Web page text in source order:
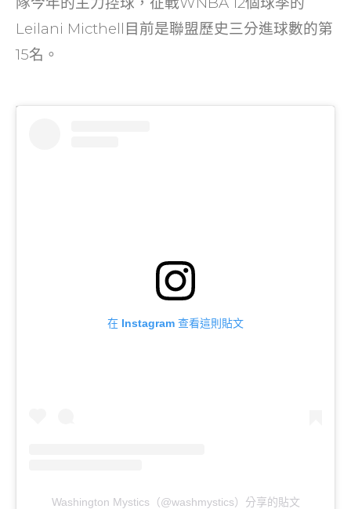
Leilani Micthell目前是聯盟歷史三分進球數的第
15名。
在 Instagram 查看這則貼文
Washington Mystics（@washmystics）分享的貼文